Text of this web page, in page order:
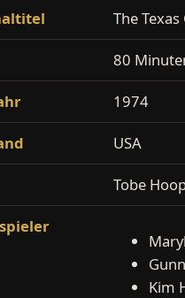
The
80
1974
USA
Tobe
Kim